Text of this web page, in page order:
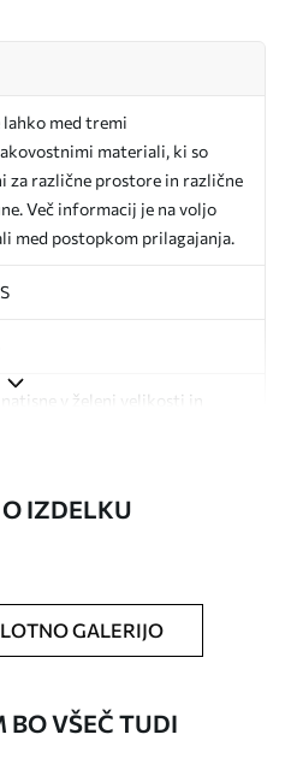
med tremi
materiali, ki so
za različne prostore in različne
Več informacij je na voljo
med postopkom prilagajanja.
natisne v želeni velikosti in
lak in/ali lepilo za tapete.
z vodo.
IZDELKU
GALERIJO
BO VŠEČ TUDI